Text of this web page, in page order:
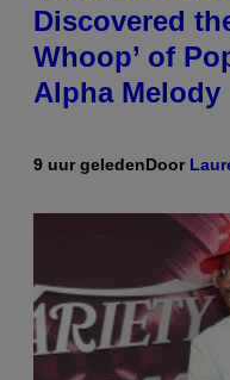
Discovered
Whoop’ of
Alpha Melody
9 uur geledenDoor